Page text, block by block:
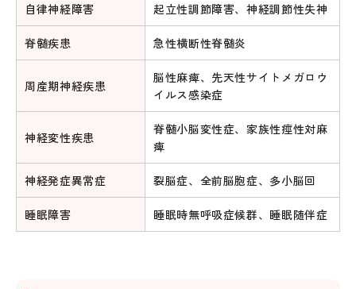
自律神経障害 起立性調節障害、神経調節性失神
脊髄疾患 急性横断性脊髄炎
周産期神経疾患
脳性麻痺、先天性サイトメガロウ
イルス感染症
神経変性疾患
脊髄小脳変性症、家族性痙性対麻
痺
神経発症異常症 裂脳症、全前脳胞症、多小脳回
睡眠障害 睡眠時無呼吸症候群、睡眠随伴症